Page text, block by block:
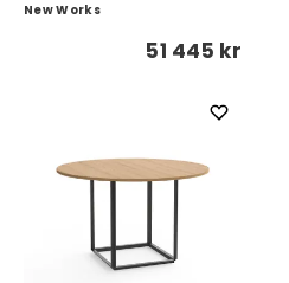
New Works
51 445 kr